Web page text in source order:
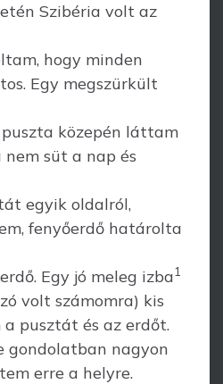
Szibéria volt az
hogy minden
Egy megszürkült
közepén láttam
nem süt a nap és
egyik oldalról,
fenyőerdő határolta
Egy jó meleg izba1
volt számomra) kis
pusztát és az erdőt.
gondolatban nagyon
erre a helyre.